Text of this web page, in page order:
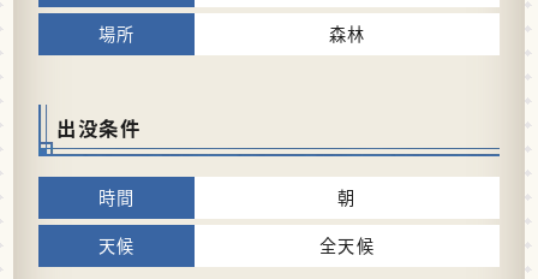
森林
出没条件
朝
全天候